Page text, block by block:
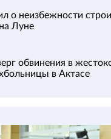
о неизбежности
Луне
обвинения в
в Актасе